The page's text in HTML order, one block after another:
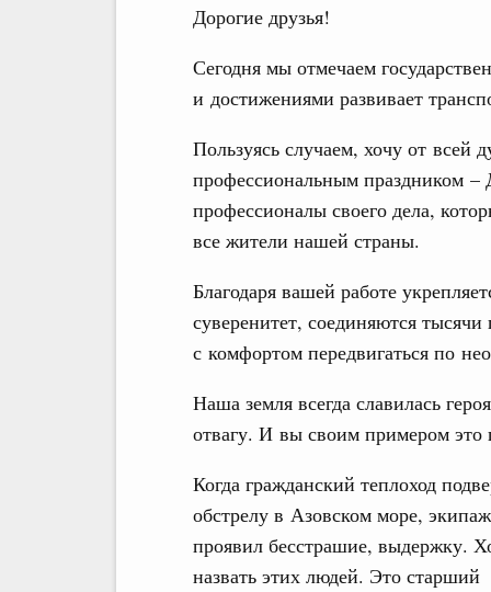
Дорогие друзья!
Сегодня мы отмечаем
и достижениями развивает
Пользуясь случаем, хочу от
профессиональным праздником –
профессионалы своего дела,
все жители нашей страны.
Благодаря вашей работе
суверенитет, соединяются
с комфортом передвигаться по
Наша земля всегда славилась
отвагу. И вы своим примером это
Когда гражданский теплоход
обстрелу в Азовском море, экипаж
проявил бесстрашие, выдержку.
назвать этих людей. Это старший